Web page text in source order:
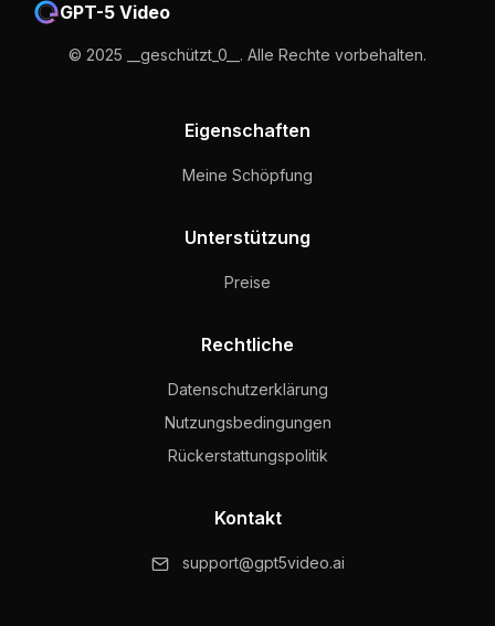
GPT-5 Video
© 2025 __geschützt_0__. Alle Rechte vorbehalten.
Eigenschaften
Meine Schöpfung
Unterstützung
Preise
Rechtliche
Datenschutzerklärung
Nutzungsbedingungen
Rückerstattungspolitik
Kontakt
support@gpt5video.ai